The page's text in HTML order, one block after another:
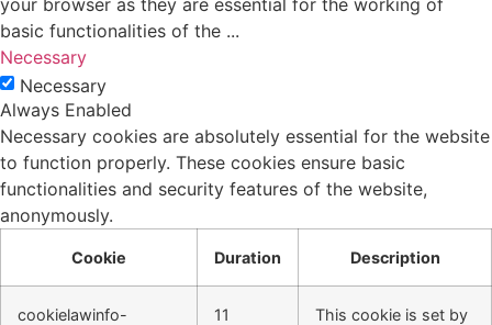
basic functionalities of the ...
Necessary
Necessary
Always Enabled
Necessary cookies are absolutely essential for the website
to function properly. These cookies ensure basic
functionalities and security features of the website,
anonymously.
Cookie Duration Description
cookielawinfo-
11
This cookie is set by